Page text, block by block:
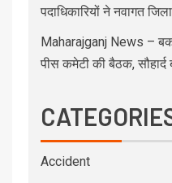
पदाधिकारियों ने नवागत
Maharajganj News –
पीस कमेटी की बैठक,
Accident